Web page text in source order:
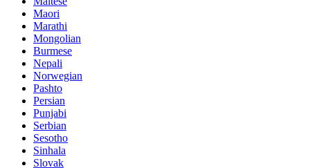
Maori
Marathi
Mongolian
Burmese
Nepali
Norwegian
Pashto
Persian
Punjabi
Serbian
Sesotho
Sinhala
Slovak